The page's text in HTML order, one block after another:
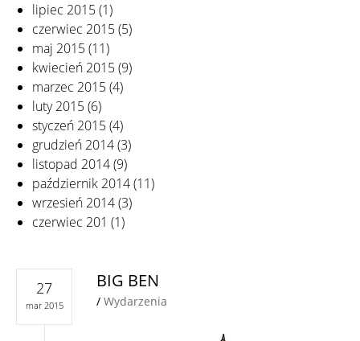
lipiec 2015(1)
czerwiec 2015(5)
maj 2015(11)
kwiecień 2015(9)
marzec 2015(4)
luty 2015(6)
styczeń 2015(4)
grudzień 2014(3)
listopad 2014(9)
październik 2014(11)
wrzesień 2014(3)
czerwiec 201 (1)
BIG BEN
/ Wydarzenia
27
mar 2015